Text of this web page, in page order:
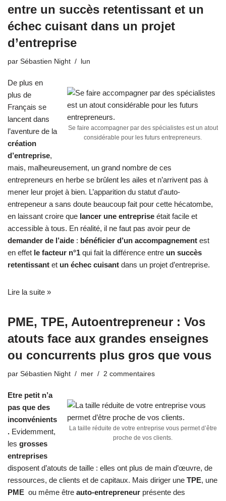
entre un succès retentissant et un
échec cuisant dans un projet
d’entreprise
par Sébastien Night lun
Se faire accompagner par des spécialistes est un atout
considérable pour les futurs entrepreneurs.
De plus en
plus de
Français se
lancent dans
l’aventure de la
création
d’entreprise,
mais, malheureusement, un grand nombre de ces
entrepreneurs en herbe se brûlent les ailes et n’arrivent pas à
mener leur projet à bien. L’apparition du statut d’auto-
entrepeneur a sans doute beaucoup fait pour cette hécatombe,
en laissant croire que lancer une entreprise était facile et
accessible à tous. En réalité, il ne faut pas avoir peur de
demander de l’aide : bénéficier d’un accompagnement est
en effet le facteur n°1 qui fait la différence entre un succès
retentissant et un échec cuisant dans un projet d’entreprise.
Lire la suite »
PME, TPE, Autoentrepreneur : Vos
atouts face aux grandes enseignes
ou concurrents plus gros que vous
par Sébastien Night mer 2 commentaires
La taille réduite de votre entreprise vous permet d’être
proche de vos clients.
Etre petit n’a
pas que des
inconvénients
. Evidemment,
les grosses
entreprises
disposent d’atouts de taille : elles ont plus de main d’œuvre, de
ressources, de clients et de capitaux. Mais diriger une TPE, une
PME ou même être auto-entrepreneur présente des